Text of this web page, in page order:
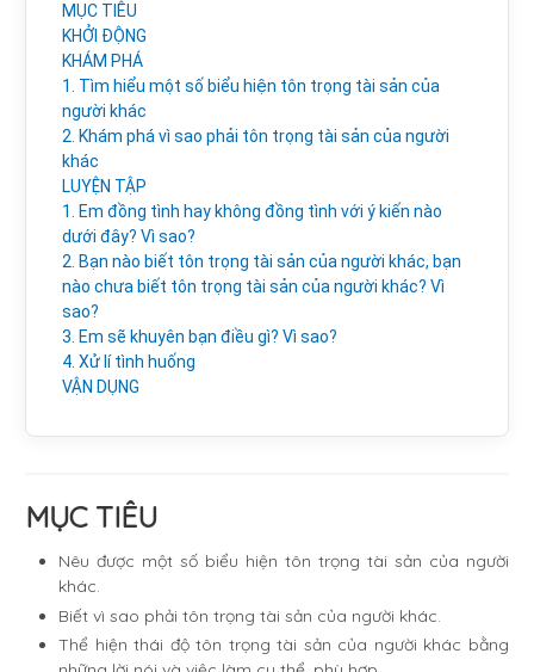
MỤC TIÊU
KHỞI ĐỘNG
KHÁM PHÁ
1. Tìm hiểu một số biểu hiện tôn trọng tài sản của
người khác
2. Khám phá vì sao phải tôn trọng tài sản của người
khác
LUYỆN TẬP
1. Em đồng tình hay không đồng tình với ý kiến nào
dưới đây? Vì sao?
2. Bạn nào biết tôn trọng tài sản của người khác, bạn
nào chưa biết tôn trọng tài sản của người khác? Vì
sao?
3. Em sẽ khuyên bạn điều gì? Vì sao?
4. Xử lí tình huống
VẬN DỤNG
MỤC TIÊU
Nêu được một số biểu hiện tôn trọng tài sản của người
khác.
Biết vì sao phải tôn trọng tài sản của người khác.
Thể hiện thái độ tôn trọng tài sản của người khác bằng